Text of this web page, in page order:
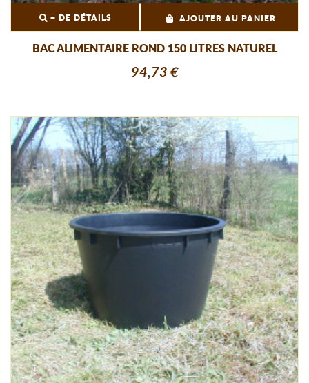
+ DE DÉTAILS AJOUTER AU PANIER
BAC ALIMENTAIRE ROND 150 LITRES NATUREL
94,73 €